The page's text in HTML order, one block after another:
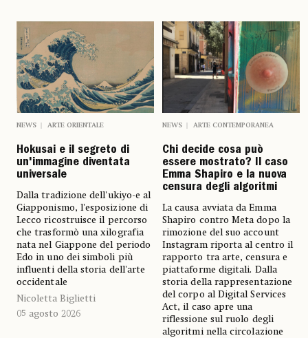
NEWS ARTE ORIENTALE
Hokusai e il segreto di
un'immagine diventata
universale
Dalla tradizione dell'ukiyo-e al
Giapponismo, l'esposizione di
Lecco ricostruisce il percorso
che trasformò una xilografia
nata nel Giappone del periodo
Edo in uno dei simboli più
influenti della storia dell'arte
occidentale
Nicoletta Biglietti
05 agosto 2026
NEWS ARTE CONTEMPORANEA
Chi decide cosa può
essere mostrato? Il caso
Emma Shapiro e la nuova
censura degli algoritmi
La causa avviata da Emma
Shapiro contro Meta dopo la
rimozione del suo account
Instagram riporta al centro il
rapporto tra arte, censura e
piattaforme digitali. Dalla
storia della rappresentazione
del corpo al Digital Services
Act, il caso apre una
riflessione sul ruolo degli
algoritmi nella circolazione